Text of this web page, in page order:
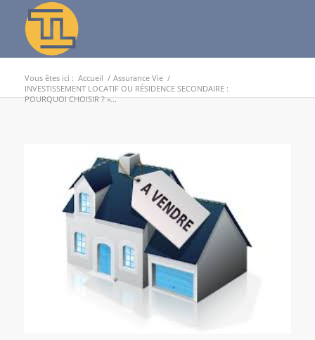
Vous êtes ici : Accueil / Assurance Vie /
INVESTISSEMENT LOCATIF OU RÉSIDENCE SECONDAIRE :
POURQUOI CHOISIR ? »...